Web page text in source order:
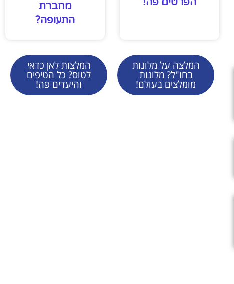
הפרטים פה!
מחברת
התעופה?
המלצה על מלונות
בחו"ל? מלונות
מומלצים בעולם!
המלצות לאן כדאי
לטוס? כל הטיפים
והיעדים פה!